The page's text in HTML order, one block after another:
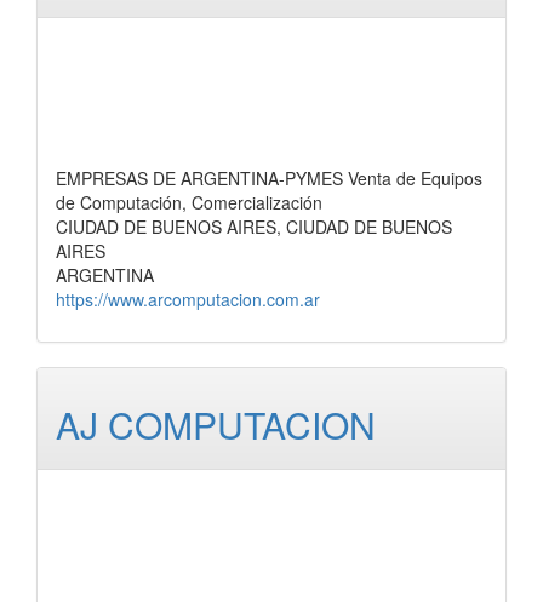
EMPRESAS DE ARGENTINA-PYMES Venta de Equipos
de Computación, Comercialización
CIUDAD DE BUENOS AIRES, CIUDAD DE BUENOS
AIRES
ARGENTINA
https://www.arcomputacion.com.ar
AJ COMPUTACION